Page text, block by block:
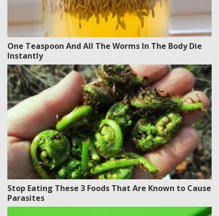
One Teaspoon And All The Worms In The Body Die
Instantly
Stop Eating These 3 Foods That Are Known to Cause
Parasites